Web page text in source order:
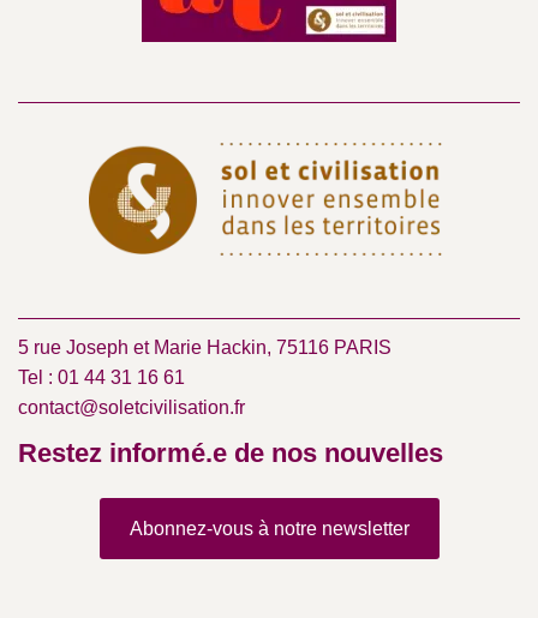
5 rue Joseph et Marie Hackin, 75116 PARIS
Tel : 01 44 31 16 61
contact@soletcivilisation.fr
Restez informé.e de nos nouvelles
Abonnez-vous à notre newsletter